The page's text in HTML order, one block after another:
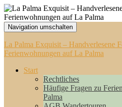
Navigation umschalten
La Palma Exquisit – Handverlesene
Ferienwohnungen auf La Palma
Start
Rechtliches
Häufige Fragen zu
Palma